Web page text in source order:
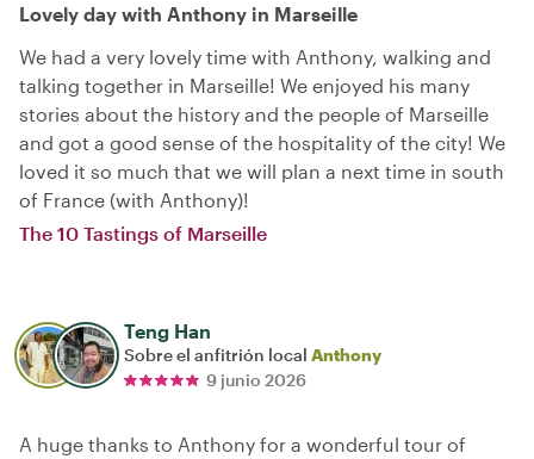
Lovely day with Anthony in Marseille
We had a very lovely time with Anthony, walking and
talking together in Marseille! We enjoyed his many
stories about the history and the people of Marseille
and got a good sense of the hospitality of the city! We
loved it so much that we will plan a next time in south
of France (with Anthony)!
The 10 Tastings of Marseille
Teng Han
Sobre el anfitrión local Anthony
9 junio 2026
A huge thanks to Anthony for a wonderful tour of